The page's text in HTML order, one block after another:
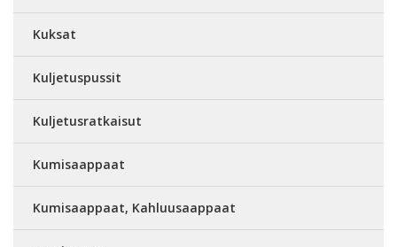
Kuksat
Kuljetuspussit
Kuljetusratkaisut
Kumisaappaat
Kumisaappaat, Kahluusaappaat